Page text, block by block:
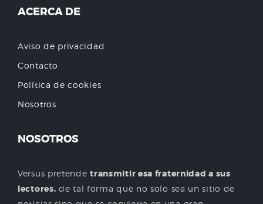
ACERCA DE
Aviso de privacidad
Contacto
Política de cookies
Nosotros
NOSOTROS
Versus pretendetransmitir esa fraternidad a sus
lectores, de tal forma que no solo sea un sitio de